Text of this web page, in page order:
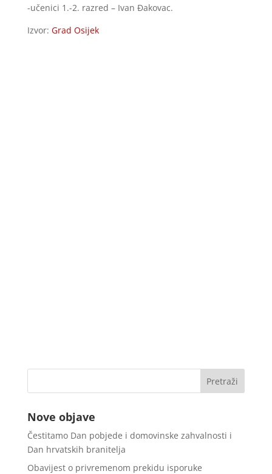
-učenici 1.-2. razred – Ivan Đakovac.
Izvor: Grad Osijek
Nove objave
Čestitamo Dan pobjede i domovinske zahvalnosti i
Dan hrvatskih branitelja
Obavijest o privremenom prekidu isporuke